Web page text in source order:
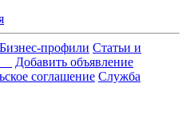
Бизнес-профили Статьи и
Добавить объявление
соглашение Служба